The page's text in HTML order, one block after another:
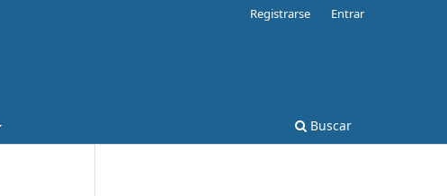
Buscar
Registrarse Entrar